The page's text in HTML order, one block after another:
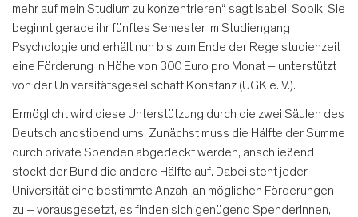
mehr auf mein Studium zu konzentrieren“, sagt Isabell Sobik. Sie
beginnt gerade ihr fünftes Semester im Studiengang
Psychologie und erhält nun bis zum Ende der Regelstudienzeit
eine Förderung in Höhe von 300 Euro pro Monat – unterstützt
von der Universitätsgesellschaft Konstanz (UGK e. V.).
Ermöglicht wird diese Unterstützung durch die zwei Säulen des
Deutschlandstipendiums: Zunächst muss die Hälfte der Summe
durch private Spenden abgedeckt werden, anschließend
stockt der Bund die andere Hälfte auf. Dabei steht jeder
Universität eine bestimmte Anzahl an möglichen Förderungen
zu – vorausgesetzt, es finden sich genügend SpenderInnen,